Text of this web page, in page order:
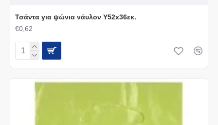
Τσάντα για ψώνια νάυλον Y52x36εκ.
€0,62